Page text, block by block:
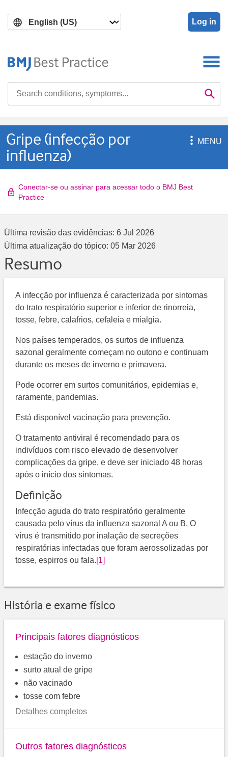
main
search
Log in

Gripe (infecção por
influenza)
MENU
Conectar-se ou assinar para acessar todo o BMJ Best
Practice
Última revisão das evidências: 6 Jul 2026
Última atualização do tópico: 05 Mar 2026
Resumo
A infecção por influenza é caracterizada por sintomas
do trato respiratório superior e inferior de rinorreia,
tosse, febre, calafrios, cefaleia e mialgia.
Nos países temperados, os surtos de influenza
sazonal geralmente começam no outono e continuam
durante os meses de inverno e primavera.
Pode ocorrer em surtos comunitários, epidemias e,
raramente, pandemias.
Está disponível vacinação para prevenção.
O tratamento antiviral é recomendado para os
indivíduos com risco elevado de desenvolver
complicações da gripe, e deve ser iniciado 48 horas
após o início dos sintomas.
Definição
Infecção aguda do trato respiratório geralmente
causada pelo vírus da influenza sazonal A ou B. O
vírus é transmitido por inalação de secreções
respiratórias infectadas que foram aerossolizadas por
tosse, espirros ou fala.[1]
História e exame físico
Principais fatores diagnósticos
estação do inverno
surto atual de gripe
não vacinado
tosse com febre
Detalhes completos
Outros fatores diagnósticos